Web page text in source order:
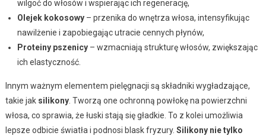
wilgoć do włosów i wspierając ich regenerację,
Olejek kokosowy– przenika do wnętrza włosa, intensyfikując
nawilżenie i zapobiegając utracie cennych płynów,
Proteiny pszenicy– wzmacniają strukturę włosów, zwiększając
ich elastyczność.
Innym ważnym elementem pielęgnacji są składniki wygładzające,
takie jak silikony. Tworzą one ochronną powłokę na powierzchni
włosa, co sprawia, że łuski stają się gładkie. To z kolei umożliwia
lepsze odbicie światła i podnosi blask fryzury. Silikony nie tylko